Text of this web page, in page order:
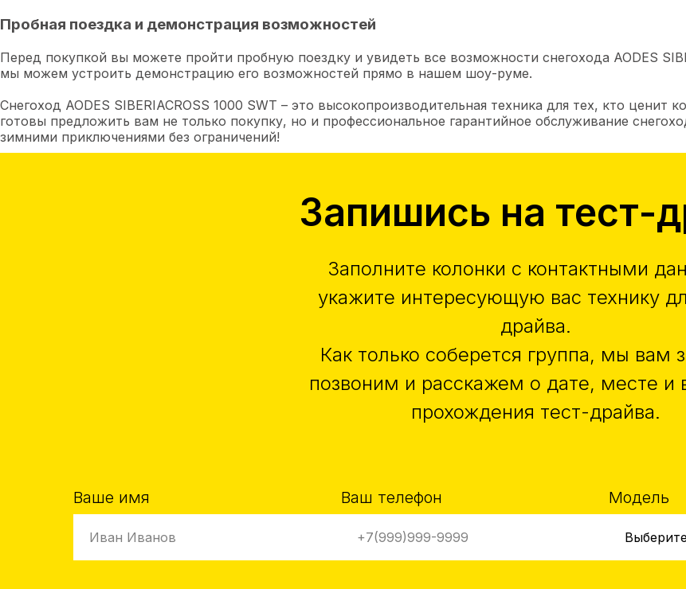
Пробная поездка и демонстрация возможностей
Перед покупкой вы можете пройти пробную поездку и увидеть все возможности снегохода AODES
мы можем устроить демонстрацию его возможностей прямо в нашем шоу-руме.
Снегоход AODES SIBERIACROSS 1000 SWT – это высокопроизводительная техника для тех, кто
готовы предложить вам не только покупку, но и профессиональное гарантийное обслуживание
зимними приключениями без ограничений!
Запишись на тест-
Заполните колонки с контактными
укажите интересующую вас технику
драйва.
Как только соберется группа, мы вам
позвоним и расскажем о дате, месте и
прохождения тест-драйва.
Ваше имя Ваш телефон Модель